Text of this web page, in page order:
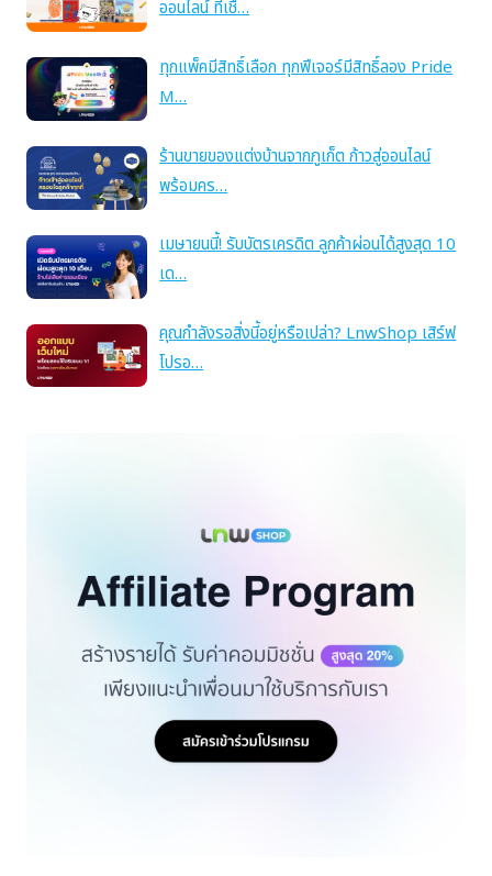
ออนไลน์ ที่เชื่…
ทุกแพ็คมีสิทธิ์เลือก ทุกฟีเจอร์มีสิทธิ์ลอง Pride
M…
ร้านขายของแต่งบ้านจากภูเก็ต ก้าวสู่ออนไลน์
พร้อมคร…
เมษายนนี้! รับบัตรเครดิต ลูกค้าผ่อนได้สูงสุด 10
เด…
คุณกำลังรอสิ่งนี้อยู่หรือเปล่า? LnwShop เสิร์ฟ
โปรอ…